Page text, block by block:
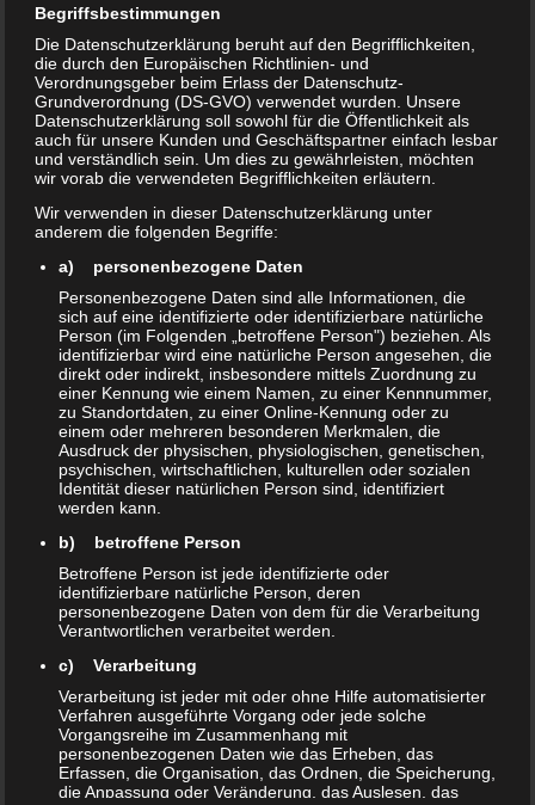
Suchen nach:
NEUESTE BEITRÄGE
SPH stärkt Fashion-Kompetenz durch Branchenexperte Prof. Dr.
Jochen Strähle
Homestudio für TV, Radio oder Blogs
Presseinterviews
Publikationen
NEUESTE KOMMENTARE
ARCHIV
Oktober 2021
Februar 2016
KATEGORIEN
Dienstleistung
Responsive
Begriffsbestimmungen
Die Datenschutzerklärung beruht auf den Begrifflichkeiten,
die durch den Europäischen Richtlinien- und
Verordnungsgeber beim Erlass der Datenschutz-
Grundverordnung (DS-GVO) verwendet wurden. Unsere
Datenschutzerklärung soll sowohl für die Öffentlichkeit als
auch für unsere Kunden und Geschäftspartner einfach lesbar
und verständlich sein. Um dies zu gewährleisten, möchten
wir vorab die verwendeten Begrifflichkeiten erläutern.
Wir verwenden in dieser Datenschutzerklärung unter
anderem die folgenden Begriffe:
a) personenbezogene Daten
Personenbezogene Daten sind alle Informationen, die
sich auf eine identifizierte oder identifizierbare natürliche
Person (im Folgenden „betroffene Person") beziehen. Als
identifizierbar wird eine natürliche Person angesehen, die
direkt oder indirekt, insbesondere mittels Zuordnung zu
einer Kennung wie einem Namen, zu einer Kennnummer,
zu Standortdaten, zu einer Online-Kennung oder zu
einem oder mehreren besonderen Merkmalen, die
Ausdruck der physischen, physiologischen, genetischen,
psychischen, wirtschaftlichen, kulturellen oder sozialen
Identität dieser natürlichen Person sind, identifiziert
werden kann.
b) betroffene Person
Betroffene Person ist jede identifizierte oder
identifizierbare natürliche Person, deren
personenbezogene Daten von dem für die Verarbeitung
Verantwortlichen verarbeitet werden.
c) Verarbeitung
Verarbeitung ist jeder mit oder ohne Hilfe automatisierter
Verfahren ausgeführte Vorgang oder jede solche
Vorgangsreihe im Zusammenhang mit
personenbezogenen Daten wie das Erheben, das
Erfassen, die Organisation, das Ordnen, die Speicherung,
die Anpassung oder Veränderung, das Auslesen, das